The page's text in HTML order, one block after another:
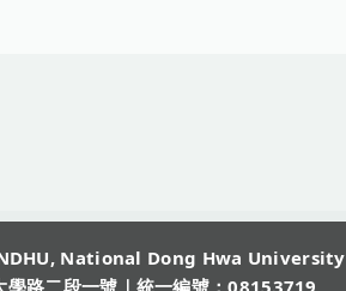
National Dong Hwa University